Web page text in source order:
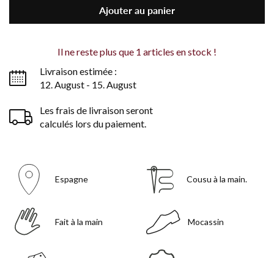
Ajouter au panier
Il ne reste plus que 1 articles en stock !
Livraison estimée :
12. August - 15. August
Les frais de livraison seront
calculés lors du paiement.
Espagne Cousu à la main.
Fait à la main Mocassin